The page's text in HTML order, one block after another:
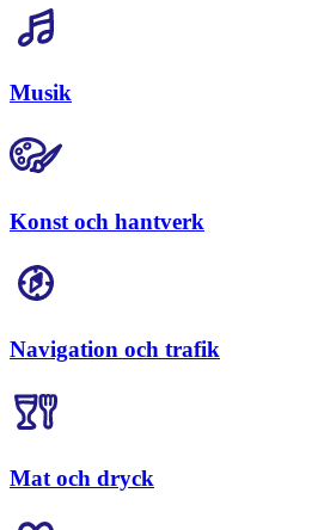
Musik
Konst och hantverk
Navigation och trafik
Mat och dryck